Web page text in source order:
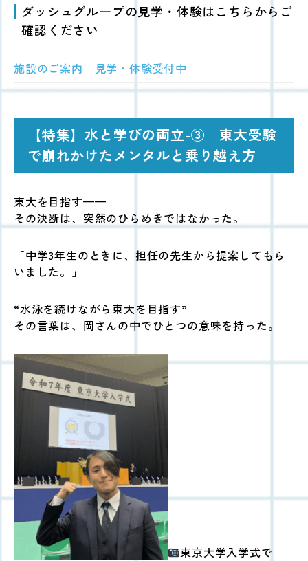
ダッシュグループの見学・体験はこちらからご
確認ください
施設のご案内 見学・体験受付中
【特集】水と学びの両立-③ ｜東大受験
で崩れかけたメンタルと乗り越え方
東大を目指す——
その決断は、突然のひらめきではなかった。
「中学3年生のときに、担任の先生から提案してもら
いました。」
“水泳を続けながら東大を目指す”
その言葉は、岡さんの中でひとつの意味を持った。
東京大学入学式で